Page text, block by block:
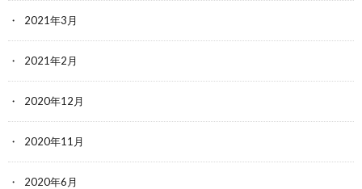
2021年3月
2021年2月
2020年12月
2020年11月
2020年6月